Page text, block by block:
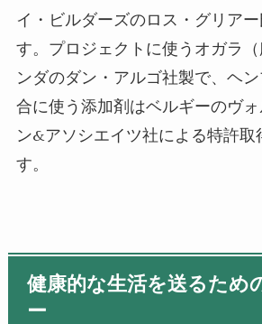
イ・ビルダーズのロス・グリア
す。プロジェクトに使うオガラ
ンダのダン・アルゴ社製で、ヘ
合に使う添加剤はベルギーのヴ
ン&アソシエイツ社による特許取
す。
健康的な生活を送るため
ー